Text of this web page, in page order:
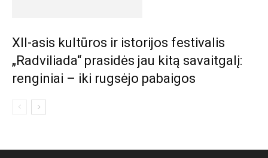
XII-asis kultūros ir istorijos festivalis
„Radviliada“ prasidės jau kitą savaitgalį:
renginiai – iki rugsėjo pabaigos